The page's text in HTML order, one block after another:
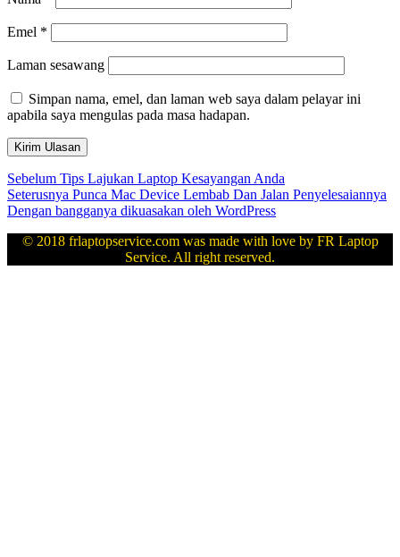
Emel *
Laman sesawang
Simpan nama, emel, dan laman web saya dalam pelayar ini
apabila saya mengulas pada masa hadapan.
Navigasi
kiriman
Sebelum Kiriman
sebelumnya:
Tips Lajukan Laptop Kesayangan Anda
Seterusnya Kiriman
seterusnya:
Punca Mac Device Lembab Dan Jalan Penyelesaiannya
Dengan bangganya dikuasakan oleh WordPress
© 2018 frlaptopservice.com was made with love by FR Laptop
Service. All right reserved.